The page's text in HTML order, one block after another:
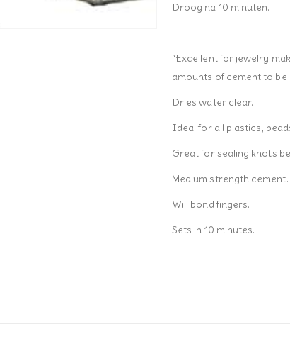
Droog na 10 minuten.
“Excellent for jewelry
amounts of cement to
Dries water clear.
Ideal for all plastics,
Great for sealing knots
Medium strength cement.
Will bond fingers.
Sets in 10 minutes.